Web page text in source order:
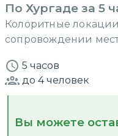
По Хургаде за 5
Колоритные
сопровождении
5 часов
до 4человек
Вы можете